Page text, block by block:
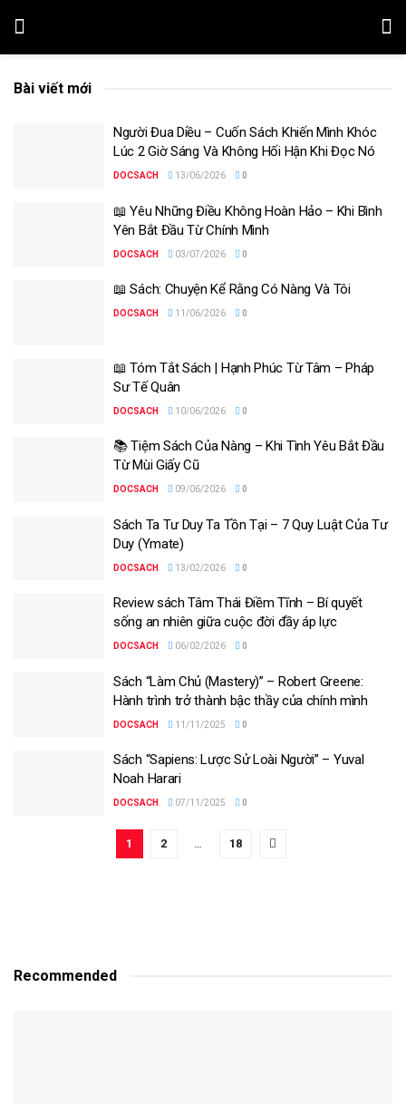
Bài viết mới
Người Đua Diều – Cuốn Sách Khiến Mình Khóc
Lúc 2 Giờ Sáng Và Không Hối Hận Khi Đọc Nó
DOCSACH 13/06/2026 0
📖 Yêu Những Điều Không Hoàn Hảo – Khi Bình
Yên Bắt Đầu Từ Chính Mình
DOCSACH 03/07/2026 0
📖 Sách: Chuyện Kể Rằng Có Nàng Và Tôi
DOCSACH 11/06/2026 0
📖 Tóm Tắt Sách | Hạnh Phúc Từ Tâm – Pháp
Sư Tế Quân
DOCSACH 10/06/2026 0
📚 Tiệm Sách Của Nàng – Khi Tình Yêu Bắt Đầu
Từ Mùi Giấy Cũ
DOCSACH 09/06/2026 0
Sách Ta Tư Duy Ta Tồn Tại – 7 Quy Luật Của Tư
Duy (Ymate)
DOCSACH 13/02/2026 0
Review sách Tâm Thái Điềm Tĩnh – Bí quyết
sống an nhiên giữa cuộc đời đầy áp lực
DOCSACH 06/02/2026 0
Sách “Làm Chủ (Mastery)” – Robert Greene:
Hành trình trở thành bậc thầy của chính mình
DOCSACH 11/11/2025 0
Sách “Sapiens: Lược Sử Loài Người” – Yuval
Noah Harari
DOCSACH 07/11/2025 0
1 2 18
Recommended